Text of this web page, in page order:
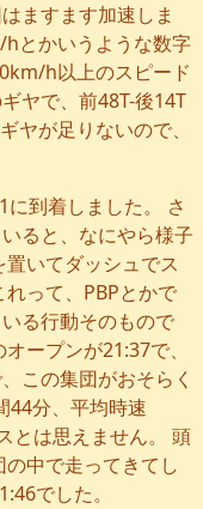
ますます加速しま
とかいうような数字
h以上のスピード
ヤで、前48T-後14T
ヤが足りないので、
到着しました。 さ
ると、なにやら様子
いてダッシュでス
って、PBPとかで
る行動そのもので
ープンが21:37で、
この集団がおそらく
44分、平均時速
とは思えません。 頭
中で走ってきてし
でした。